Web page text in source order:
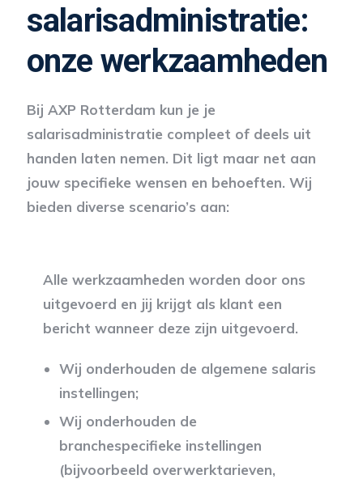
salarisadministratie:
onze werkzaamheden
Bij AXP Rotterdam kun je je
salarisadministratie compleet of deels uit
handen laten nemen. Dit ligt maar net aan
jouw specifieke wensen en behoeften. Wij
bieden diverse scenario’s aan:
Alle werkzaamheden worden door ons
uitgevoerd en jij krijgt als klant een
bericht wanneer deze zijn uitgevoerd.
Wij onderhouden de algemene salaris
instellingen;
Wij onderhouden de
branchespecifieke instellingen
(bijvoorbeeld overwerktarieven,